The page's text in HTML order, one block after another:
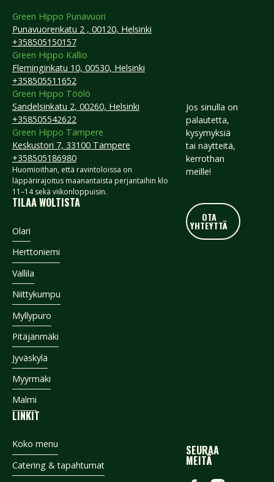
Footer
Green Hippo Punavuori
Punavuorenkatu 2 , 00120, Helsinki
+358505150157
Green Hippo Kallio
Fleminginkatu 10, 00530, Helsinki
+358505511652
Green Hippo Töölö
Sandelsinkatu 2, 00260, Helsinki
+358505542622
Green Hippo Tampere
Keskustori 7, 33100 Tampere
+358505186980
Huomioithan, että ravintoloissa on
läppärirajoitus maanantaista perjantaihin klo
11–14 sekä viikonloppuisin.
TILAA WOLTISTA
Olari
Herttoniemi
Vallila
Niittykumpu
Myllypuro
Pitäjänmäki
Jyväskylä
Myyrmäki
Malmi
LINKIT
Koko menu
Catering & tapahtumat
Jos sinulla on
palautetta,
kysymyksiä
tai näytteitä,
kerrothan
meille!
OTA YHTEYTTÄ
OTA
YHTEYTTÄ
SEURAA
MEITÄ